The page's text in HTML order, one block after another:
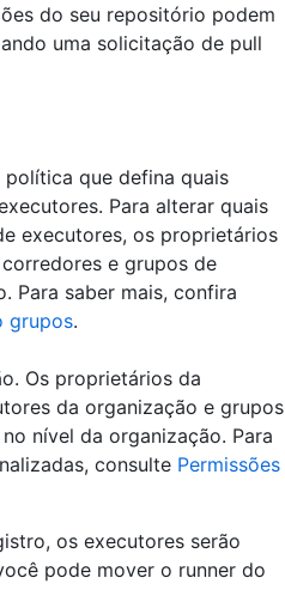
do seu repositório podem
uma solicitação de pull
que defina quais
Para alterar quais
executores, os proprietários
e grupos de
Para saber mais, confira
grupos.
Os proprietários da
da organização e grupos
nível da organização. Para
consulte Permissões
os executores serão
pode mover o runner do